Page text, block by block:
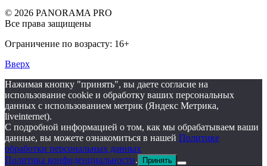
© 2026 PANORAMA PRO
Все права защищены
Ограничение по возрасту: 16+
Вверх
Нажимая кнопку "принять", вы даете согласие на
использование cookie и обработку ваших персональных
данных с использованием метрик (Яндекс Метрика,
liveinternet).
С подробной информацией о том, как мы обрабатываем ваши
данные, вы можете ознакомиться в нашей Политике
обработки персональных данных
Политика конфиденциальности. Принять